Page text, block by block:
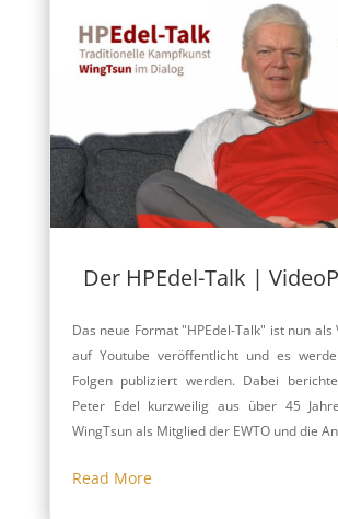
Der HPEdel-Talk |
Das neue Format "HPEdel-Talk" ist nun als
auf Youtube veröffentlicht und es
Folgen publiziert werden. Dabei
Peter Edel kurzweilig aus über 45
WingTsun als Mitglied der EWTO und die
Read More